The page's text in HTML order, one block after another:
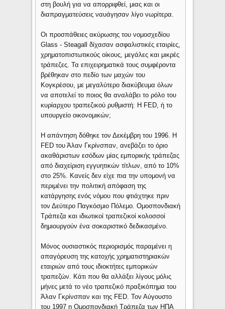
στη βουλή για να απορριφθεί, μιας και οι
διαπραγματεύσεις ναυάγησαν λίγο νωρίτερα.
Οι προσπάθειες ακύρωσης του νομοσχεδίου
Glass - Steagall δίχασαν ασφαλιστικές εταιρίες,
χρηματοπιστωτικούς οίκους, μεγάλες και μικρές
τράπεζες. Τα επιχειρηματικά τους συμφέροντα
βρέθηκαν στο πεδίο των μαχών του
Κογκρέσου, με μεγαλύτερο διακύβευμα όλων
να αποτελεί το ποιος θα αναλάβει το ρόλο του
κυρίαρχου τραπεζικού ρυθμιστή: Η FED, ή το
υπουργείο οικονομικών;
Η απάντηση δόθηκε τον Δεκέμβρη του 1996. Η
FED του Άλαν Γκρίνσπαν, ανεβάζει το όριο
ακαθάριστων εσόδων μίας εμπορικής τράπεζας
από διαχείριση εγγυητικών τίτλων, από το 10%
στο 25%. Κανείς δεν είχε πια την υπομονή να
περιμένει την πολιτική απόφαση της
κατάργησης ενός νόμου που φτιάχτηκε πριν
τον Δεύτερο Παγκόσμιο Πόλεμο. Ομοσπονδιακή
Τράπεζα και ιδιωτικοί τραπεζικοί κολοσσοί
δημιουργούν ένα σοκαριστικό δεδικασμένο.
Μόνος ουσιαστικός περιορισμός παραμένει η
απαγόρευση της κατοχής χρηματιστηριακών
εταιριών από τους ιδιοκτήτες εμπορικών
τραπεζών. Κάτι που θα αλλάξει λίγους μόλις
μήνες μετά το νέο τραπεζικό πραξικόπημα του
Άλαν Γκρίνσπαν και της FED. Τον Αύγουστο
του 1997 η Ομοσπονδιακή Τράπεζα των ΗΠΑ